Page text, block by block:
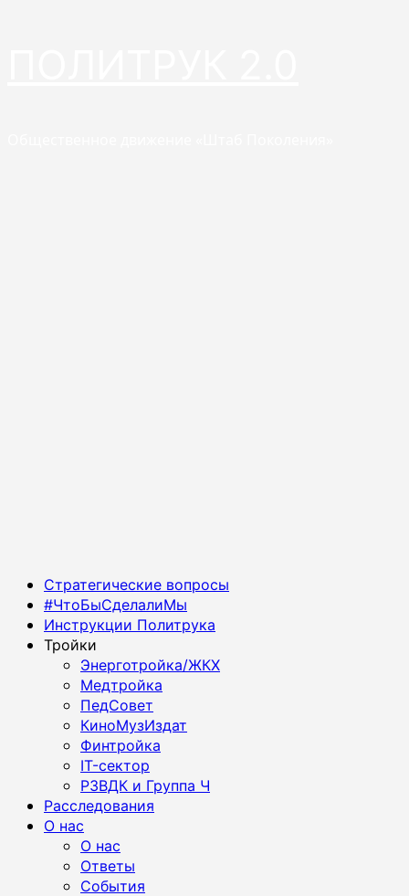
Основное
меню
Стратегические вопросы
#ЧтоБыСделалиМы
Инструкции Политрука
Тройки
Энерготройка/ЖКХ
Медтройка
ПедСовет
КиноМузИздат
Финтройка
IT-сектор
РЗВДК и Группа Ч
Расследования
О нас
О нас
Ответы
События